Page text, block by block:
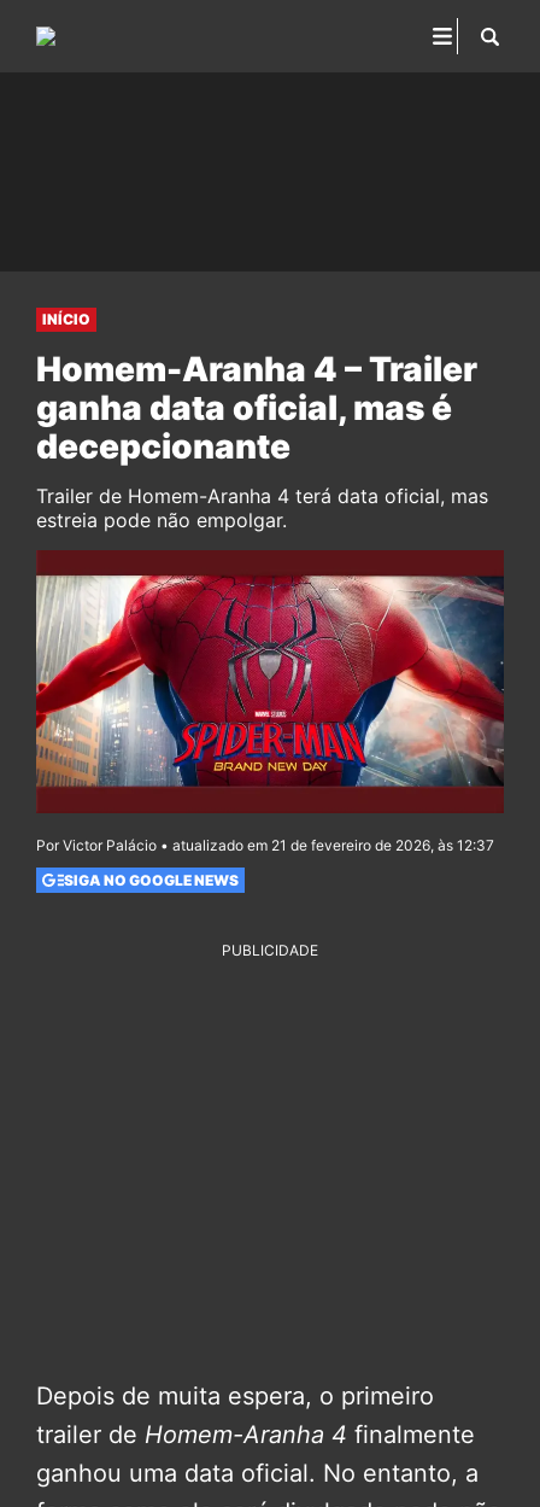
INÍCIO
Homem-Aranha 4 – Trailer
ganha data oficial, mas é
decepcionante
Trailer de Homem-Aranha 4 terá data oficial, mas
estreia pode não empolgar.
Por Victor Palácio • atualizado em 21 de fevereiro de 2026, às 12:37
SIGA NO GOOGLE NEWS
PUBLICIDADE
Depois de muita espera, o primeiro
trailer de Homem-Aranha 4 finalmente
ganhou uma data oficial. No entanto, a